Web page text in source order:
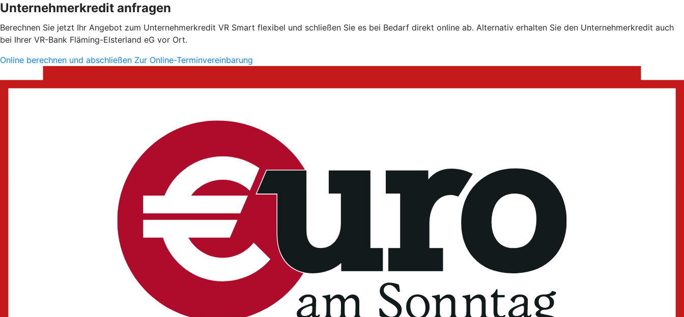
Unternehmerkredit anfragen
Berechnen Sie jetzt Ihr Angebot zum Unternehmerkredit VR Smart flexibel und schließen Sie es bei Bedarf direkt online ab. Alternativ erhalten Sie den Unternehmerkredit auch
bei Ihrer VR-Bank Fläming-Elsterland eG vor Ort.
Online berechnen und abschließen Zur Online-Terminvereinbarung